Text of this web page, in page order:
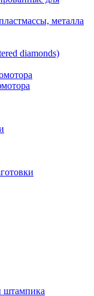
металла
diamonds)